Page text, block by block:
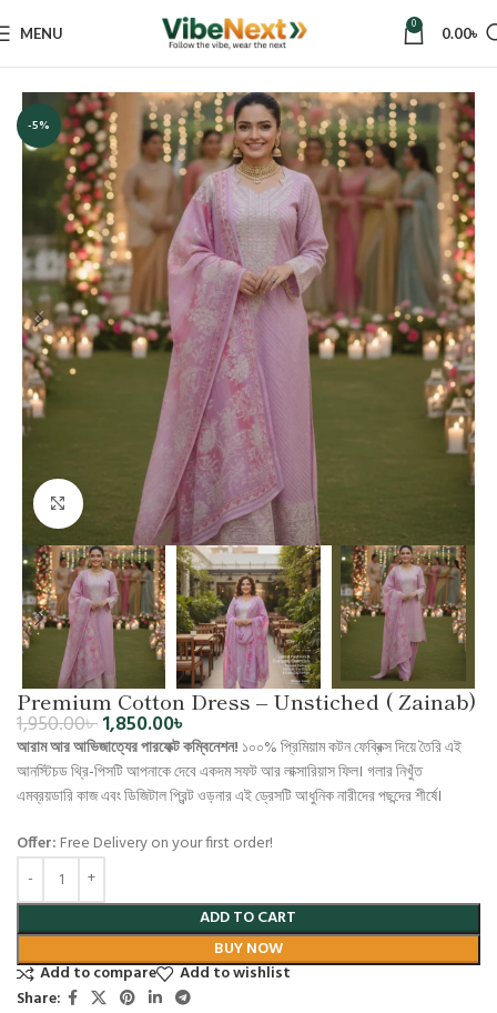
MENU 0 0.00৳
Three Piece
-5%
Click to enlarge
Premium Cotton Dress – Unstiched ( Zainab)
1,950.00৳1,850.00৳
আরাম আর আভিজাত্যের পারফেক্ট কম্বিনেশন! ১০০% প্রিমিয়াম কটন ফেব্রিক্স দিয়ে তৈরি এই
আনস্টিচড থ্রি-পিসটি আপনাকে দেবে একদম সফট আর লাক্সারিয়াস ফিল। গলার নিখুঁত
এমব্রয়ডারি কাজ এবং ডিজিটাল প্রিন্ট ওড়নার এই ড্রেসটি আধুনিক নারীদের পছন্দের শীর্ষে।
Offer: Free Delivery on your first order!
ADD TO CART
BUY NOW
Add to compare
Add to wishlist
Share: